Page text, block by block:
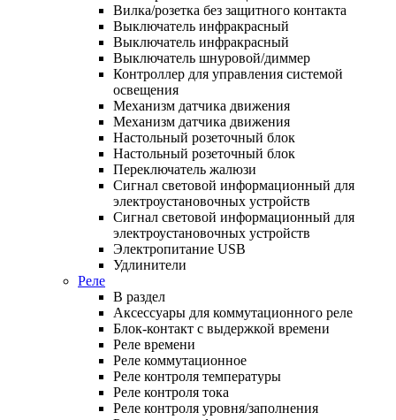
Вилка/розетка без защитного контакта
Выключатель инфракрасный
Выключатель инфракрасный
Выключатель шнуровой/диммер
Контроллер для управления системой
освещения
Механизм датчика движения
Механизм датчика движения
Настольный розеточный блок
Настольный розеточный блок
Переключатель жалюзи
Сигнал световой информационный для
электроустановочных устройств
Сигнал световой информационный для
электроустановочных устройств
Электропитание USB
Удлинители
Реле
В раздел
Аксессуары для коммутационного реле
Блок-контакт с выдержкой времени
Реле времени
Реле коммутационное
Реле контроля температуры
Реле контроля тока
Реле контроля уровня/заполнения